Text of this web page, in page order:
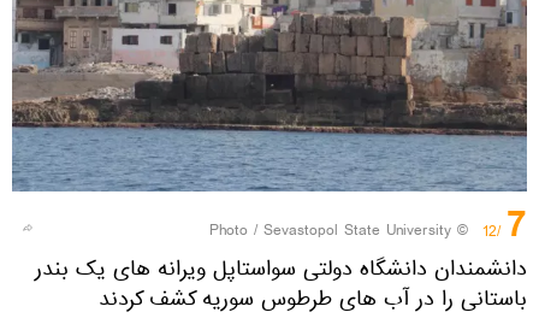
7
/12
© Photo /
Sevastopol State University
دانشمندان دانشگاه دولتی سواستاپل ویرانه های یک بندر
باستانی را در آب های طرطوس سوریه کشف کردند